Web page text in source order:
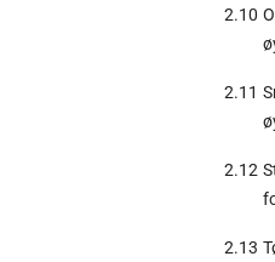
2.10
2.11
2.12
2.13